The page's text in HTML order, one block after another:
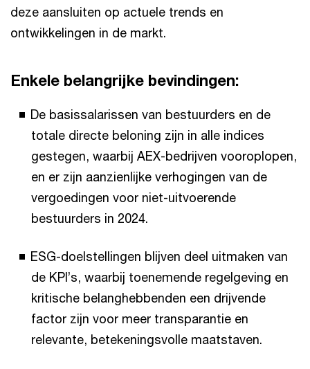
deze aansluiten op actuele trends en
ontwikkelingen in de markt.
Enkele belangrijke bevindingen:
De basissalarissen van bestuurders en de
totale directe beloning zijn in alle indices
gestegen, waarbij AEX-bedrijven vooroplopen,
en er zijn aanzienlijke verhogingen van de
vergoedingen voor niet-uitvoerende
bestuurders in 2024.
ESG-doelstellingen blijven deel uitmaken van
de KPI’s, waarbij toenemende regelgeving en
kritische belanghebbenden een drijvende
factor zijn voor meer transparantie en
relevante, betekeningsvolle maatstaven.